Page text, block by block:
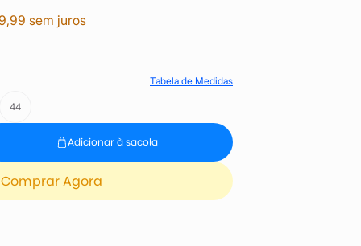
sem juros
Tabela de Medidas
44
Adicionar à sacola
Comprar Agora